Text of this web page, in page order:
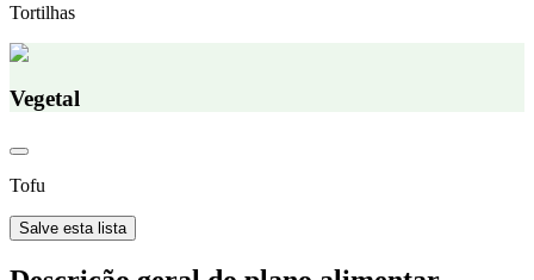
Tortilhas
Vegetal
Tofu
Salve esta lista